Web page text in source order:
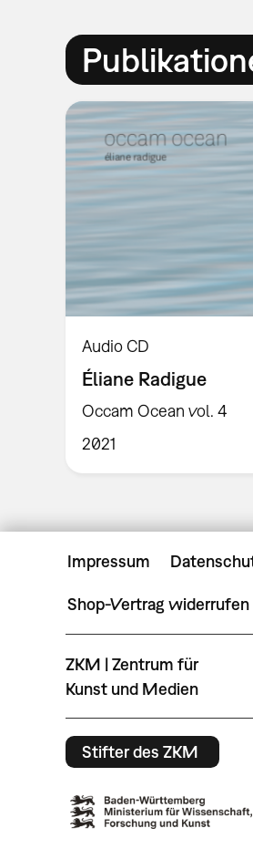
Audio CD
Éliane Radigue
Occam Ocean vol. 4
2021
Impressum
Shop-Vertrag widerrufen
ZKM | Zentrum für
Kunst und Medien
Stifter des ZKM